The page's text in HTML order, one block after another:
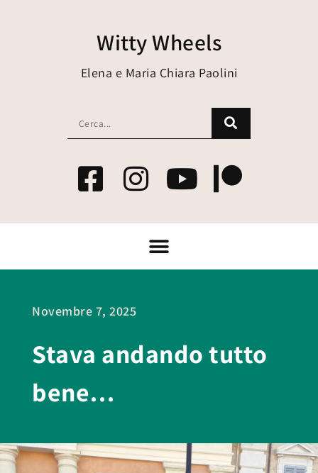
Witty Wheels
Elena e Maria Chiara Paolini
Novembre 7, 2025
Stava andando tutto
bene…